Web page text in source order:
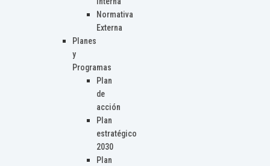
Normativa
Externa
Planes
y
Programas
Plan
de
acción
Plan
estratégico
2030
Plan